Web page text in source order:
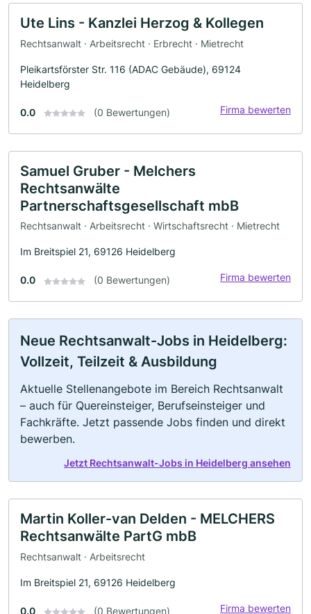
Ute Lins - Kanzlei Herzog & Kollegen
Rechtsanwalt · Arbeitsrecht · Erbrecht · Mietrecht
Pleikartsförster Str. 116 (ADAC Gebäude), 69124
Heidelberg
0.0 (0 Bewertungen) Firma bewerten
Samuel Gruber - Melchers
Rechtsanwälte
Partnerschaftsgesellschaft mbB
Rechtsanwalt · Arbeitsrecht · Wirtschaftsrecht · Mietrecht
Im Breitspiel 21, 69126 Heidelberg
0.0 (0 Bewertungen) Firma bewerten
Neue Rechtsanwalt-Jobs in Heidelberg:
Vollzeit, Teilzeit & Ausbildung
Aktuelle Stellenangebote im Bereich Rechtsanwalt
– auch für Quereinsteiger, Berufseinsteiger und
Fachkräfte. Jetzt passende Jobs finden und direkt
bewerben.
Jetzt Rechtsanwalt-Jobs in Heidelberg ansehen
Martin Koller-van Delden - MELCHERS
Rechtsanwälte PartG mbB
Rechtsanwalt · Arbeitsrecht
Im Breitspiel 21, 69126 Heidelberg
0.0 (0 Bewertungen) Firma bewerten